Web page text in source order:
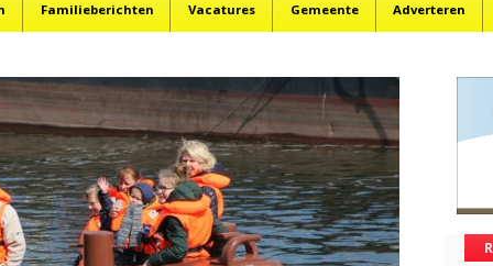
Familieberichten Vacatures Gemeente Adverteren